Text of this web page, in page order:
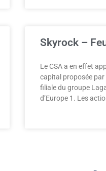
Skyrock –
Le CSA a en effet
capital proposée
filiale du groupe
d’Europe 1. Les